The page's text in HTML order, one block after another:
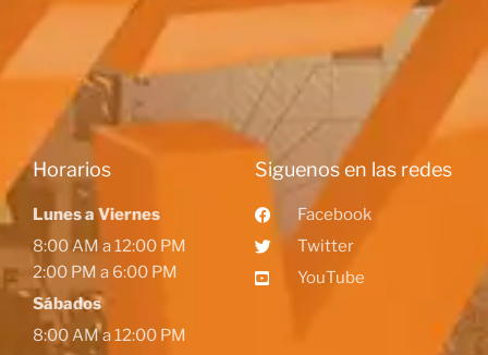
Horarios
Lunes a Viernes
8:00 AM a 12:00 PM
2:00 PM a 6:00 PM
Sábados
8:00 AM a 12:00 PM
Siguenos en las redes
Facebook
Twitter
YouTube